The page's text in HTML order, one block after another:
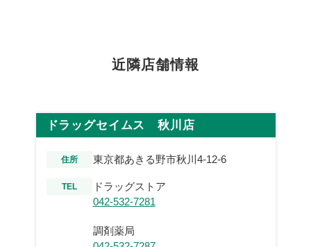
近隣店舗情報
ドラッグセイムス 秋川店
住所 東京都あきる野市秋川4-12-6
TEL
ドラッグストア
042-532-7281
調剤薬局